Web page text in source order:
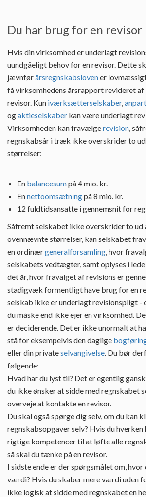
Du har brug for en revisor
Hvis din virksomhed er underlagt
uundgåeligt behov for en revisor. Dette
jævnførårsregnskabslovener
få virksomhedens årsrapport revideret af
revisor. Kun iværksætterselskaber,
ogaktieselskaber kan være underlagt
Virksomheden kan fravælgerevision,
regnskabsår i træk ikke overskrider to
størrelser:
En balancesumpå 4 mio. kr.
Ennettoomsætningpå 8 mio. kr.
12 fuldtidsansatte i gennemsnit for
Såfremt selskabet ikke overskrider to ud
ovennævnte størrelser, kan selskabet
en ordinærgeneralforsamling, hvor
selskabets vedtægter, samt oplyses i
det år, hvor fravalget af revisions er
stadigvæk formentligt have brug for en
selskab ikke er underlagt revisionspligt -
du måske end ikke ejer en virksomhed.
er deciderende. Det er ikke unormalt at
stå for eksempelvis den daglige
eller din privateselvangivelse. Du bør
følgende:
Hvad har du lyst til? Det er egentlig
du ikke ønsker at sidde med regnskabet
overveje at kontakte en revisor.
Du skal også spørge dig selv, om du kan
regnskabsopgaver selv? Hvis du hverken
rigtige kompetencer til at løfte alle
så skal du tænke på en revisor.
I sidste ende er der spørgsmålet om,
værdi? Hvis du skaber mere værdi uden
ikke logisk at sidde med regnskabet en